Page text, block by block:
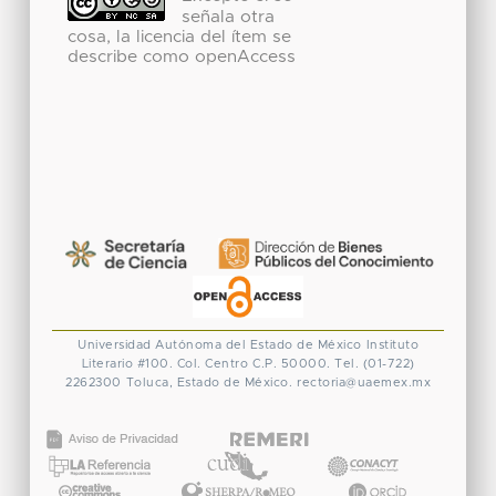
señala otra
cosa, la licencia del ítem se
describe como openAccess
Universidad Autónoma del Estado de México
Instituto
Literario #100. Col. Centro C.P. 50000. Tel. (01-722)
2262300 Toluca, Estado de México. rectoria@uaemex.mx